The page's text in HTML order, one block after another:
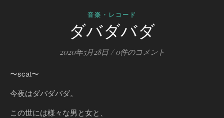
音楽・レコード
ダバダバダ
2020年5月28日 / 0件のコメント
〜scat〜
今夜はダバダバダ。
この世には様々な男と女と、